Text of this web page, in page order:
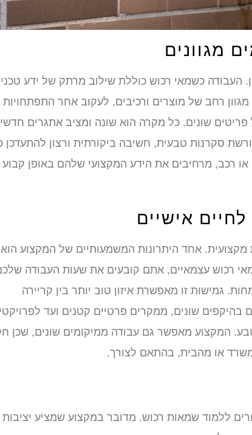
מגוונים
העבודה כשמאי רכוש כוללת שילוב מרתק של ידע
רחב של מוצרים ורכיבים, לעקוב אחר התפתחויות
פריטים שונים. כל מקרה הוא שונה ומציב אתגרים
סקרנות טבעית, חשיבה ביקורתית ורצון להתעדכן
רכב, מרחיבים את הידע המקצועי שלהם באופן קבוע
אישיים
מקצועית. אחד היתרונות המשמעותיים של המקצוע הוא
רכוש עצמאיים, אתם קובעים את שעות העבודה
גמישות זו מאפשרת איזון טוב יותר בין קריירה
בהיקפים שונים, ממקרים פרטיים קטנים ועד
המקצוע מאפשר גם עבודה ממיקומים שונים, שכן
או מהבית, בהתאם לצורך.
ללמוד שמאות רכוש. מדובר במקצוע שמציע יציבות